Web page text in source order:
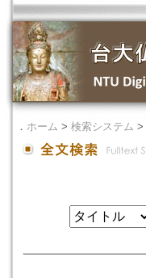
． ホーム > 検索システム >